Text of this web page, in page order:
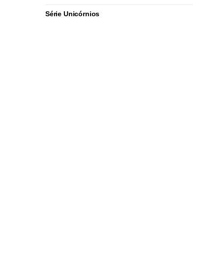
Série Unicórnios